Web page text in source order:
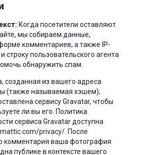
Когда посетители оставляют
мы собираем данные,
комментариев, а также IP-
строку пользовательского агента
обнаружить спам.
созданная из вашего адреса
(также называемая хэшем),
сервису Gravatar, чтобы
ли вы его. Политика
сервиса Gravatar доступна
privacy/. После
комментария ваша фотография
публике в контексте вашего